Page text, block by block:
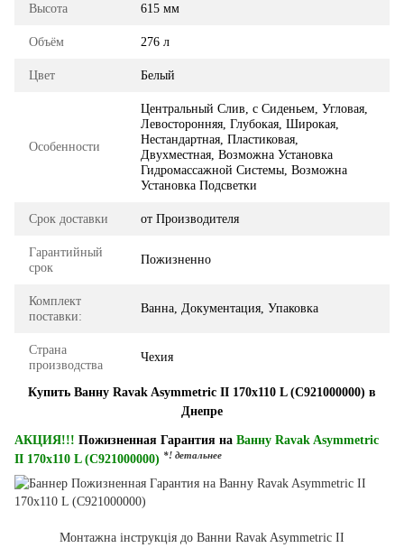
Высота 615 мм
Объём 276 л
Цвет Белый
Особенности
Центральный Слив, с Сиденьем, Угловая,
Левосторонняя, Глубокая, Широкая,
Нестандартная, Пластиковая,
Двухместная, Возможна Установка
Гидромассажной Системы, Возможна
Установка Подсветки
Срок доставки от Производителя
Гарантийный
срок
Пожизненно
Комплект
поставки:
Ванна, Документация, Упаковка
Страна
производства
Чехия
Купить Ванну Ravak Asymmetric II 170x110 L (C921000000) в
Днепре
АКЦИЯ!!! Пожизненная Гарантия на Ванну Ravak Asymmetric
II 170x110 L (C921000000) *! детальнее
Монтажна інструкція до Ванни Ravak Asymmetric II